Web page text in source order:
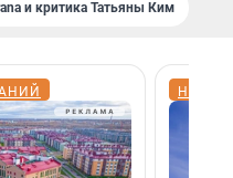
и критика Татьяны Ким